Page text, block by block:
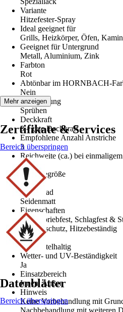
Variante
Hitzefester-Spray
Ideal geeignet für
Grills, Heizkörper, Öfen,
Geeignet für Untergrund
Metall, Aluminium, Zink
Farbton
Rot
Abtönbar im HORNBACH-
Nein
Verarbeitung
Sprühen
Deckkraft
3 - gute Deckkraft
Empfohlene Anzahl Anstriche
3
Reichweite (ca.) bei
1,5 m²/l
Gebindegröße
0,4 l
Glanzgrad
Seidenmatt
Eigenschaften
Hoch abriebfest, Schlagfest &
Fleckenschutz, Hitzebeständig
Basis
Lösemittelhaltig
Wetter- und UV-Beständigkeit
Ja
Einsatzbereich
Innen, Außen
Hinweis
Keine Vorbehandlung mit
Nachbehandlung mit weiteren
Mehr anzeigen
Zertifikate & Services
Bereich überspringen
Datenblätter
Bereich überspringen